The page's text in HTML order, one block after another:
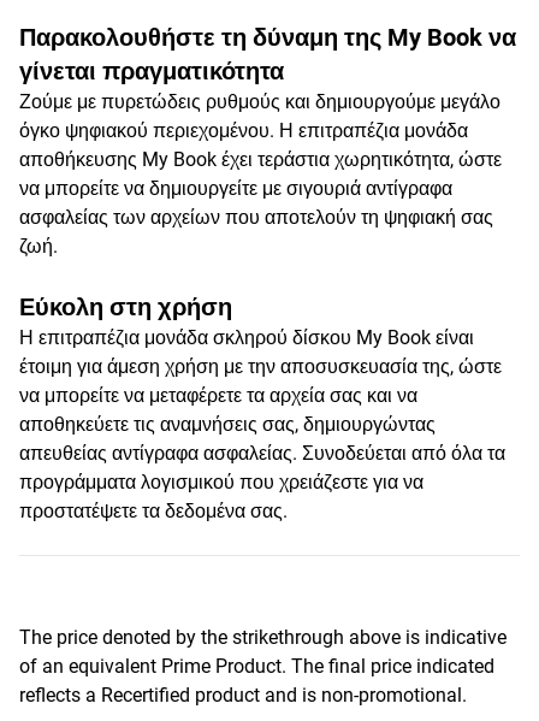
Παρακολουθήστε τη δύναμη της My Book να
γίνεται πραγματικότητα
Ζούμε με πυρετώδεις ρυθμούς και δημιουργούμε μεγάλο
όγκο ψηφιακού περιεχομένου. Η επιτραπέζια μονάδα
αποθήκευσης My Book έχει τεράστια χωρητικότητα, ώστε
να μπορείτε να δημιουργείτε με σιγουριά αντίγραφα
ασφαλείας των αρχείων που αποτελούν τη ψηφιακή σας
ζωή.
Εύκολη στη χρήση
Η επιτραπέζια μονάδα σκληρού δίσκου My Book είναι
έτοιμη για άμεση χρήση με την αποσυσκευασία της, ώστε
να μπορείτε να μεταφέρετε τα αρχεία σας και να
αποθηκεύετε τις αναμνήσεις σας, δημιουργώντας
απευθείας αντίγραφα ασφαλείας. Συνοδεύεται από όλα τα
προγράμματα λογισμικού που χρειάζεστε για να
προστατέψετε τα δεδομένα σας.
The price denoted by the strikethrough above is indicative
of an equivalent Prime Product. The final price indicated
reflects a Recertified product and is non-promotional.